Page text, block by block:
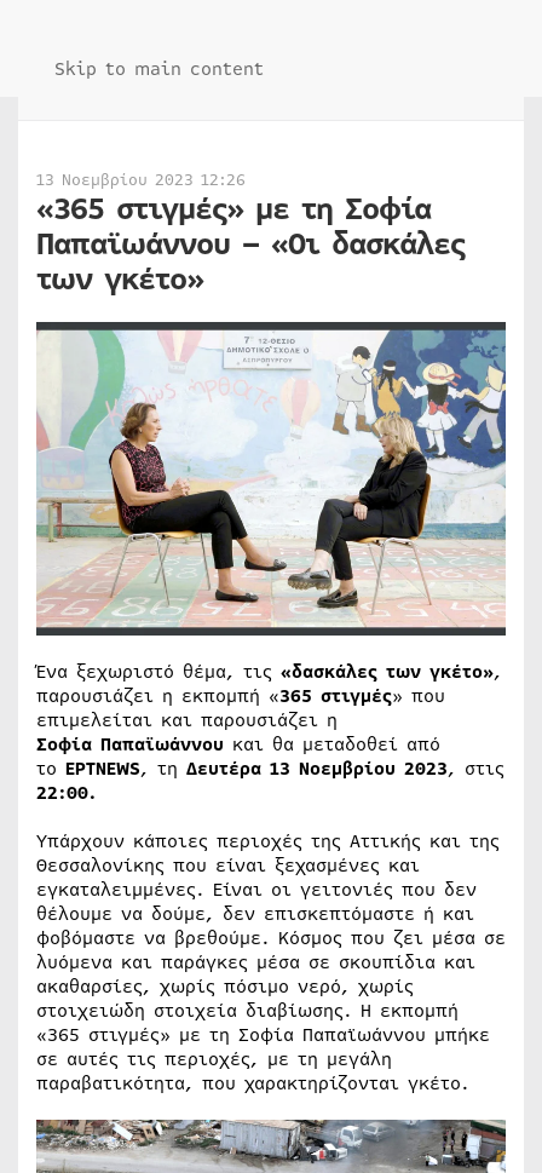
Skip to main content
13 Νοεμβρίου 2023 12:26
«365 στιγμές» με τη Σοφία
Παπαϊωάννου – «Οι δασκάλες
των γκέτο»
Ένα ξεχωριστό θέμα, τις «δασκάλες των γκέτο»,
παρουσιάζει η εκπομπή «365 στιγμές» που
επιμελείται και παρουσιάζει η
Σοφία Παπαϊωάννου και θα μεταδοθεί από
το ΕΡΤNEWS, τη Δευτέρα 13 Νοεμβρίου 2023, στις
22:00.
Υπάρχουν κάποιες περιοχές της Αττικής και της
Θεσσαλονίκης που είναι ξεχασμένες και
εγκαταλειμμένες. Είναι οι γειτονιές που δεν
θέλουμε να δούμε, δεν επισκεπτόμαστε ή και
φοβόμαστε να βρεθούμε. Κόσμος που ζει μέσα σε
λυόμενα και παράγκες μέσα σε σκουπίδια και
ακαθαρσίες, χωρίς πόσιμο νερό, χωρίς
στοιχειώδη στοιχεία διαβίωσης. Η εκπομπή
«365 στιγμές» με τη Σοφία Παπαϊωάννου μπήκε
σε αυτές τις περιοχές, με τη μεγάλη
παραβατικότητα, που χαρακτηρίζονται γκέτο.